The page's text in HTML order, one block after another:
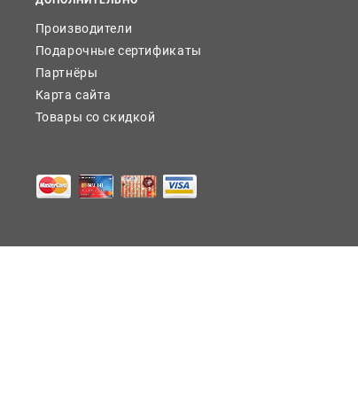
Производители
Подарочные сертификаты
Партнёры
Карта сайта
Товары со скидкой